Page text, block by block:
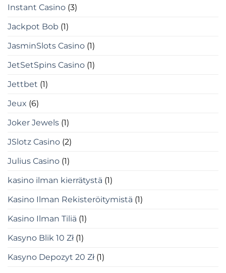
Instant Casino (3)
Jackpot Bob (1)
JasminSlots Casino (1)
JetSetSpins Casino (1)
Jettbet (1)
Jeux (6)
Joker Jewels (1)
JSlotz Casino (2)
Julius Casino (1)
kasino ilman kierrätystä (1)
Kasino Ilman Rekisteröitymistä (1)
Kasino Ilman Tiliä (1)
Kasyno Blik 10 Zł(1)
Kasyno Depozyt 20 Zł(1)